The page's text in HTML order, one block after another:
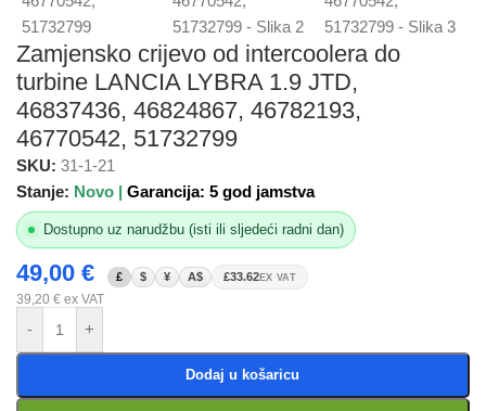
Zamjensko crijevo od intercoolera do
turbine LANCIA LYBRA 1.9 JTD,
46837436, 46824867, 46782193,
46770542, 51732799
SKU: 31-1-21
Stanje: Novo | Garancija: 5 god jamstva
Dostupno uz narudžbu (isti ili sljedeći radni dan)
49,00 € £ $ ¥ A$ £33.62 EX VAT
39,20 € ex VAT
- +
Dodaj u košaricu